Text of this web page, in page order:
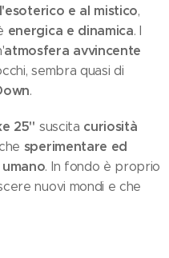
e al mistico,
energica e dinamica. I
atmosfera avvincente
sembra quasi di
.
25" suscita curiosità
sperimentare ed
. In fondo è proprio
nuovi mondi e che